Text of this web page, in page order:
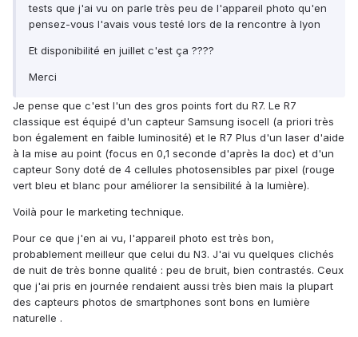
tests que j'ai vu on parle très peu de l'appareil photo qu'en
pensez-vous l'avais vous testé lors de la rencontre à lyon
Et disponibilité en juillet c'est ça ????
Merci
Je pense que c'est l'un des gros points fort du R7. Le R7
classique est équipé d'un capteur Samsung isocell (a priori très
bon également en faible luminosité) et le R7 Plus d'un laser d'aide
à la mise au point (focus en 0,1 seconde d'après la doc) et d'un
capteur Sony doté de 4 cellules photosensibles par pixel (rouge
vert bleu et blanc pour améliorer la sensibilité à la lumière).
Voilà pour le marketing technique.
Pour ce que j'en ai vu, l'appareil photo est très bon,
probablement meilleur que celui du N3. J'ai vu quelques clichés
de nuit de très bonne qualité : peu de bruit, bien contrastés. Ceux
que j'ai pris en journée rendaient aussi très bien mais la plupart
des capteurs photos de smartphones sont bons en lumière
naturelle .